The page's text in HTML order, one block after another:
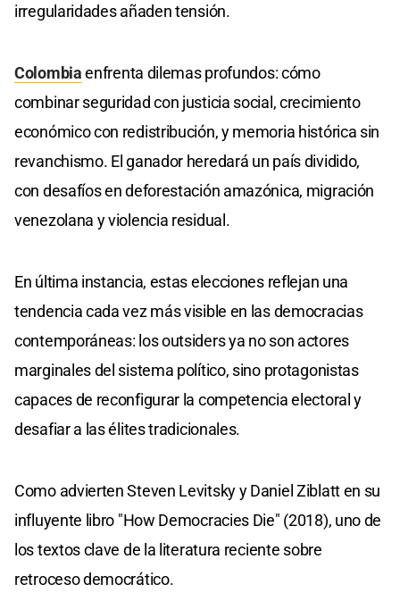
irregularidades añaden tensión.
Colombiaenfrenta dilemas profundos: cómo
combinar seguridad con justicia social, crecimiento
económico con redistribución, y memoria histórica sin
revanchismo. El ganador heredará un país dividido,
con desafíos en deforestación amazónica, migración
venezolana y violencia residual.
En última instancia, estas elecciones reflejan una
tendencia cada vez más visible en las democracias
contemporáneas: los outsiders ya no son actores
marginales del sistema político, sino protagonistas
capaces de reconfigurar la competencia electoral y
desafiar a las élites tradicionales.
Como advierten Steven Levitsky y Daniel Ziblatt en su
influyente libro "How Democracies Die" (2018), uno de
los textos clave de la literatura reciente sobre
retroceso democrático.